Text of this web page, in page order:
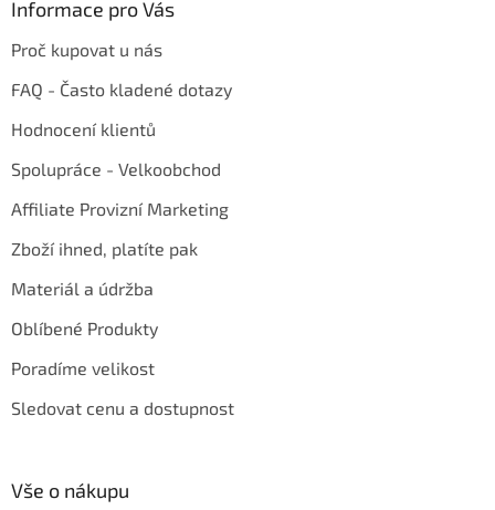
Informace pro Vás
Proč kupovat u nás
FAQ - Často kladené dotazy
Hodnocení klientů
Spolupráce - Velkoobchod
Affiliate Provizní Marketing
Zboží ihned, platíte pak
Materiál a údržba
Oblíbené Produkty
Poradíme velikost
Sledovat cenu a dostupnost
Vše o nákupu